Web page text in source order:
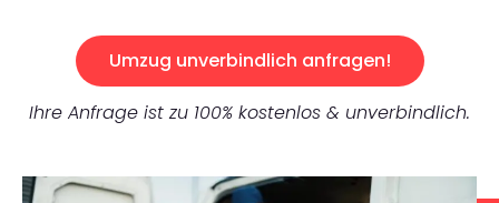
Umzug unverbindlich anfragen!
Ihre Anfrage ist zu 100% kostenlos & unverbindlich.